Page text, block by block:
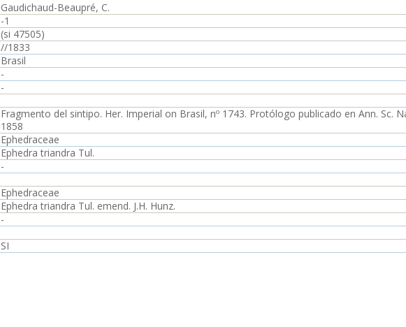
Gaudichaud-Beaupré, C.
-1
(si 47505)
//1833
Brasil
-
-
Fragmento del sintipo. Her. Imperial on Brasil, nº 1743. Protólogo publicado en Ann. Sc.
1858
Ephedraceae
Ephedra triandra Tul.
-
Ephedraceae
Ephedra triandra Tul. emend. J.H. Hunz.
-
SI